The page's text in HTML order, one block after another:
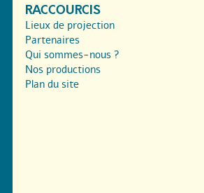
RACCOURCIS
Lieux de projection
Partenaires
Qui sommes-nous ?
Nos productions
Plan du site